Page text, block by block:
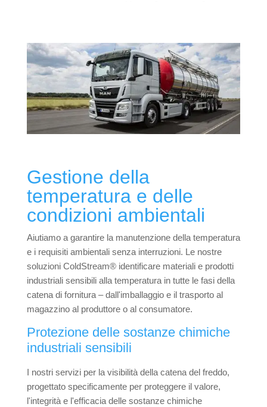
Gestione della
temperatura e delle
condizioni ambientali
Aiutiamo a garantire la manutenzione della temperatura
e i requisiti ambientali senza interruzioni. Le nostre
soluzioni ColdStream® identificare materiali e prodotti
industriali sensibili alla temperatura in tutte le fasi della
catena di fornitura – dall'imballaggio e il trasporto al
magazzino al produttore o al consumatore.
Protezione delle sostanze chimiche
industriali sensibili
I nostri servizi per la visibilità della catena del freddo,
progettato specificamente per proteggere il valore,
l'integrità e l'efficacia delle sostanze chimiche